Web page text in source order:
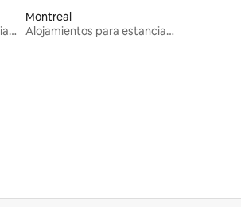
Alojamientos para estancias largas
Montreal
Alojamientos para estancias largas